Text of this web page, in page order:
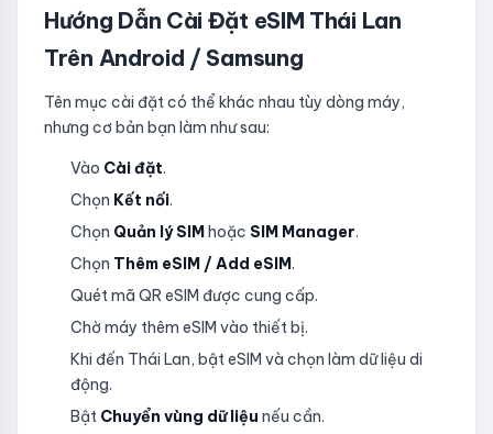
Hướng Dẫn Cài Đặt eSIM Thái Lan
Trên Android / Samsung
Tên mục cài đặt có thể khác nhau tùy dòng máy,
nhưng cơ bản bạn làm như sau:
Vào Cài đặt.
Chọn Kết nối.
Chọn Quản lý SIMhoặc SIM Manager.
Chọn Thêm eSIM / Add eSIM.
Quét mã QR eSIM được cung cấp.
Chờ máy thêm eSIM vào thiết bị.
Khi đến Thái Lan, bật eSIM và chọn làm dữ liệu di
động.
Bật Chuyển vùng dữ liệu nếu cần.